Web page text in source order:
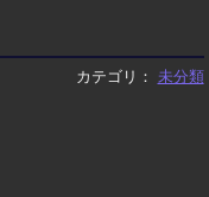
カテゴリ： 未分類